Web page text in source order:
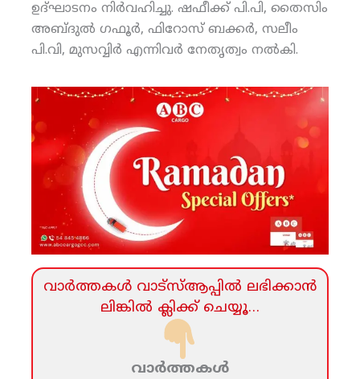
ഉദ്ഘാടനം നിര്‍വഹിച്ചു. ഷഫീക്ക് പി.പി, തൈസിം
അബ്ദുല്‍ ഗഫൂര്‍, ഫിറോസ് ബക്കര്‍, സലീം
പി.വി, മുസവ്വിര്‍ എന്നിവര്‍ നേതൃത്വം നല്‍കി.
വാര്‍ത്തകള്‍ വാട്‌സ്‌ആപ്പില്‍ ലഭിക്കാന്‍
ലിങ്കില്‍ ക്ലിക്ക്‌ ചെയ്യൂ…
വാര്‍ത്തകള്‍